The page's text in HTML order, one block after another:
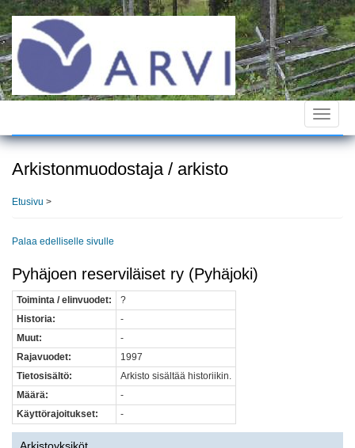
Hyppää
pääsisältöön
Toggle
Arkistonmuodostaja / arkisto
Etusivu >
Palaa edelliselle sivulle
Pyhäjoen reserviläiset ry (Pyhäjoki)
Toiminta / elinvuodet:
?
Historia:
-
Muut:
-
Rajavuodet:
1997
Tietosisältö:
Arkisto sisältää historiikin.
Määrä:
-
Käyttörajoitukset:
-